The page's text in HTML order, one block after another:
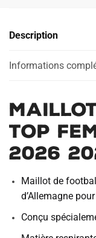
2026
n
t
e
:
Description
Informations
Top
2026
Maillot de
d’Allemagne
Conçu